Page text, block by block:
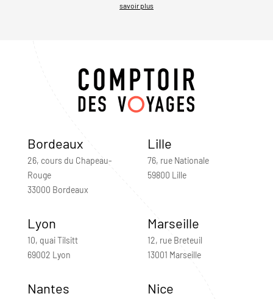
savoir plus
Bordeaux
26, cours du Chapeau-
Rouge
33000 Bordeaux
Lille
76, rue Nationale
59800 Lille
Lyon
10, quai Tilsitt
69002 Lyon
Marseille
12, rue Breteuil
13001 Marseille
Nantes Nice